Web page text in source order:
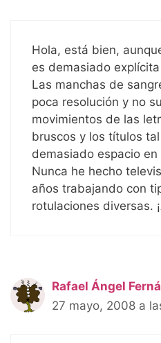
Hola, está bien,
es demasiado
Las manchas de
poca resolución y no
movimientos de las
bruscos y los títulos
demasiado espacio en
Nunca he hecho
años trabajando con
rotulaciones diversas.
Rafael Ángel
27 mayo, 2008 a